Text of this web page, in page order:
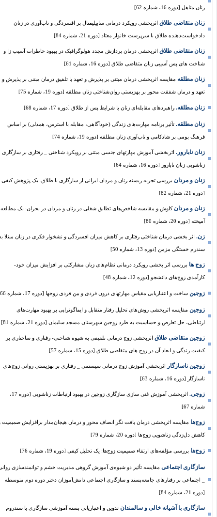
زنان متاهل [دوره 16، شماره 62]
زنان متقاضی طلاق اثربخشی رویکرد درمانی سابیلیمنال بر افسردگی و تاب‌آوری در زنان
دادخواست‌دهنده طلاق با سرپرست خانوار معتاد [دوره 21، شماره 84]
زنان متقاضی طلاق اثربخشی درمان پردازش مجدد هولوگرافیک در بهبود خاطرات آسیب زا و
شناخت های پس آسیبی زنان متقاضی طلاق [دوره 16، شماره 61]
زنان مطلقه مقایسه اثربخشی درمان مبتنی بر پذیرش و تعهد با تلفیق درمان مبتنی بر پذیرش و
تعهد و درمان شفقت محور بر بهزیستی روان‌شناختی زنان مطلقه [دوره 19، شماره 75]
زنان مطلقه. راهبردهای مقابله‌ای زنان با شرایط پس از طلاق [دوره 17، شماره 68]
زنان مطلقه. تأثیر برنامه مهارت‌های زندگی (خودآگاهی، مقابله با استرس، همدلی) بر اساس
فرهنگ بومی بر شادکامی و تاب‌آوری زنان مطلقه [دوره 19، شماره 74]
زنان نابارور. اثربخشی آموزش مهارتهای جنسی مبتنی بر رویکرد شناختی _ رفتاری بر سازگاری
زناشویی زنان نابارور [دوره 16، شماره 64]
زنان و مردان بررسی تجربه‌ زیسته‌ زنان و مردان ایرانی از سازگاری با طلاق: یک پژوهش کیفی
[دوره 21، شماره 82]
زنان و مردان کاوش و مقایسه شاخص‌های تطابق شغلی در زنان و مردان در بحران: یک مطالعه
آمیخته [دوره 20، شماره 80]
زن. اثر بخشی درمان شناختی رفتاری بر کاهش میزان افسردگی و نشخوار فکری در زنان مبتلا به
سندرم خستگی مزمن [دوره 13، شماره 50]
زوج ها بررسی اثر بخشی رویکرد درمانی نظام‌های زبان مشارکتی بر افزایش میزان خود-
کارآمدی زوج‌های دانشجو [دوره 12، شماره 48]
زوجین ساخت و اعتباریابی مقیاس مهارتهای درون فردی و بین فردی زوجها [دوره 17، شماره 66]
زوجین مقایسه اثربخشی روش‌های تحلیل رفتار متقابل و ایماگوتراپی بر بهبود مهارت‌های
ارتباطی، حل تعارض و حساسیت به طرد زوجین شهرستان مسجد سلیمان [دوره 21، شماره 81]
زوجین متقاضی طلاق اثربخشی زوج درمانی تلفیقی به شیوه شناختی- رفتاری و ساختاری بر
کیفیت زندگی و ابعاد آن در زوج های متقاضی طلاق [دوره 15، شماره 57]
زوجین ناسازگار اثربخشی آموزش زوج درمانی سیستمی _ رفتاری بر بهزیستی روانی زوج‌های
ناسازگار [دوره 16، شماره 63]
زوجی. اثربخشی آموزش غنی سازی سازگاری زوجین در بهبود ارتباطات زناشویی [دوره 17،
شماره 67]
زوج‌ها مقایسه اثربخشی درمان بافت نگر انصاف محور و درمان هیجان‌مدار برافزایش صمیمیت و
کاهش دل‌زدگی زناشویی زوج‌ها [دوره 20، شماره 79]
زوج‌ها بررسی مؤلفه‌های ارتقاء صمیمیت زوج‌ها: یک تحلیل کیفی [دوره 19، شماره 76]
سازگاری اجتماعی مقایسه تأثیر دو شیوه‌ی آموزش گروهی مدیریت خشم و توانمندسازی روانی
_ اجتماعی بر رفتارهای جامعه‌پسند و سازگاری اجتماعی دانش‌آموزان دختر دوره دوم متوسطه
[دوره 21، شماره 84]
سازگاری با آشیانه خالی و سالمندان تدوین و اعتباریابی بسته آموزشی سازگاری با سندروم